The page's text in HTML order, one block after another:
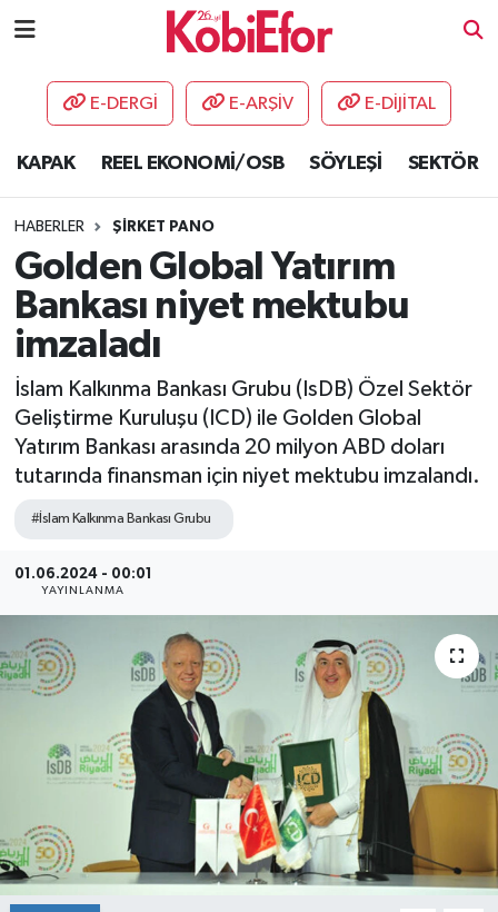
E-DERGİ E-ARŞİV E-DİJİTAL
KAPAK REEL EKONOMİ/OSB SÖYLEŞİ SEKTÖR
HABERLER ŞİRKET PANO
Golden Global Yatırım
Bankası niyet mektubu
imzaladı
İslam Kalkınma Bankası Grubu (IsDB) Özel Sektör
Geliştirme Kuruluşu (ICD) ile Golden Global
Yatırım Bankası arasında 20 milyon ABD doları
tutarında finansman için niyet mektubu imzalandı.
#İslam Kalkınma Bankası Grubu
01.06.2024 - 00:01
YAYINLANMA
AKADEMİ
DESTEK-TEŞVİK
ETKİNLİK
GÜNCEL
KAPAK
OSB
ŞİRKET PANO
SÖYLEŞİ
YAŞAM